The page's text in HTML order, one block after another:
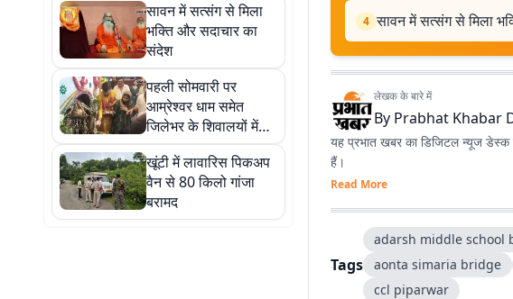
सावन में सत्संग से मिला
भक्ति और सदाचार का
संदेश
पहली सोमवारी पर
आम्रेश्वर धाम समेत
जिलेभर के शिवालयों में
उमड़ी श्रद्धालुओं की भारी
भीड़
खूंटी में लावारिस पिकअप
वैन से 80 किलो गांजा
बरामद
4 सावन में सत्संग से मिला
लेखक के बारे में
By Prabhat Khabar
यह प्रभात खबर का डिजिटल न्यूज डेस्क
हैं।
Read More
Tags
adarsh middle school
aonta simaria bridge
ccl piparwar